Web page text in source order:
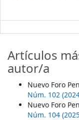
Artículos
autor/a
Nuevo Foro
Núm. 102
Nuevo Foro
Núm. 104